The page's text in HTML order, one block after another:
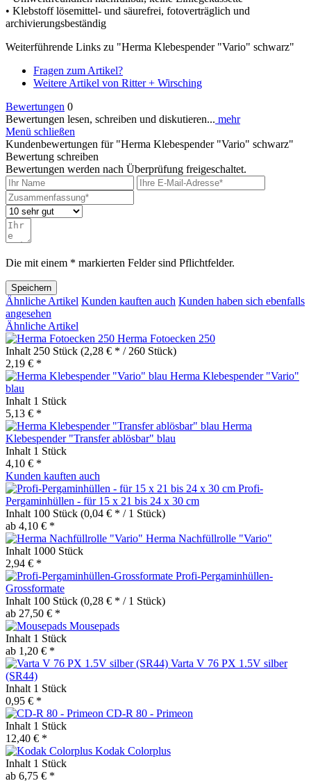
• Klebstoff lösemittel- und säurefrei, fotoverträglich und
archivierungsbeständig
Weiterführende Links zu "Herma Klebespender "Vario" schwarz"
Fragen zum Artikel?
Weitere Artikel von Ritter + Wirsching
Bewertungen 0
Bewertungen lesen, schreiben und diskutieren... mehr
Menü schließen
Kundenbewertungen für "Herma Klebespender "Vario" schwarz"
Bewertung schreiben
Bewertungen werden nach Überprüfung freigeschaltet.
Die mit einem * markierten Felder sind Pflichtfelder.
Speichern
Ähnliche Artikel Kunden kauften auch Kunden haben sich ebenfalls
angesehen
Ähnliche Artikel
Herma Fotoecken 250
Inhalt 250 Stück (2,28 € * / 260 Stück)
2,19 € *
Herma Klebespender "Vario"
blau
Inhalt 1 Stück
5,13 € *
Herma
Klebespender "Transfer ablösbar" blau
Inhalt 1 Stück
4,10 € *
Kunden kauften auch
Profi-
Pergaminhüllen - für 15 x 21 bis 24 x 30 cm
Inhalt 100 Stück (0,04 € * / 1 Stück)
ab 4,10 € *
Herma Nachfüllrolle "Vario"
Inhalt 1000 Stück
2,94 € *
Profi-Pergaminhüllen-
Grossformate
Inhalt 100 Stück (0,28 € * / 1 Stück)
ab 27,50 € *
Mousepads
Inhalt 1 Stück
ab 1,20 € *
Varta V 76 PX 1.5V silber
(SR44)
Inhalt 1 Stück
0,95 € *
CD-R 80 - Primeon
Inhalt 1 Stück
12,40 € *
Kodak Colorplus
Inhalt 1 Stück
ab 6,75 € *